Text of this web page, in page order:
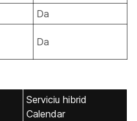
Da
Da
Serviciu hibrid
Calendar